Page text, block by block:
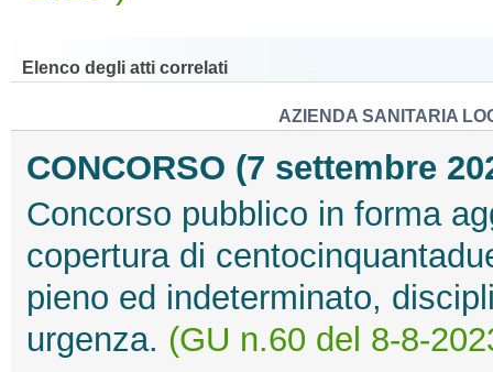
Elenco degli atti correlati
AZIENDA SANITARIA
CONCORSO (7 settembre
Concorso pubblico in forma
copertura di
pieno ed indeterminato,
urgenza. (GU n.60 del 8-8-